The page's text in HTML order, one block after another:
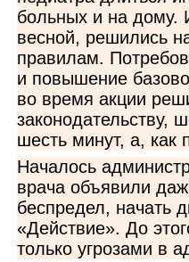
больных и на дому.
весной, решились
правилам.
и повышение
во время акции
законодательству,
шесть минут, а, как
Началось
врача объявили
беспредел, начать
«Действие». До
только угрозами в